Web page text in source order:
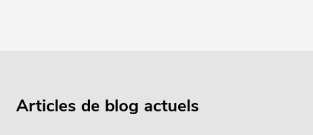
Articles de blog actuels